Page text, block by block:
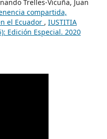
Trelles-Vicuña, Juan
compartida,
el Ecuador , IUSTITIA
Edición Especial. 2020